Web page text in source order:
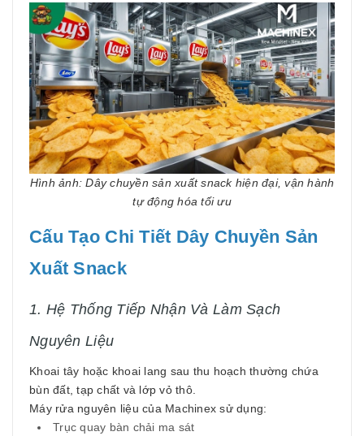
Hình ảnh: Dây chuyền sản xuất snack hiện đại, vận hành
tự động hóa tối ưu
Cấu Tạo Chi Tiết Dây Chuyền Sản
Xuất Snack
1. Hệ Thống Tiếp Nhận Và Làm Sạch
Nguyên Liệu
Khoai tây hoặc khoai lang sau thu hoạch thường chứa
bùn đất, tạp chất và lớp vỏ thô.
Máy rửa nguyên liệu của Machinex sử dụng:
Trục quay bàn chải ma sát